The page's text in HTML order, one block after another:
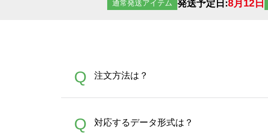
通常発送アイテム 発送予定日:8月12日
Q 注文方法は？
A
す。 30枚以上やシルク印刷など、大口注
Q 対応するデータ形式は？